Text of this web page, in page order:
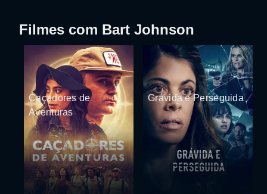
Filmes com Bart Johnson
Caçadores de
Aventuras
Grávida e Perseguida